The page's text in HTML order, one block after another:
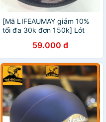
[Mã LIFEAUMAY giảm 10%
tối đa 30k đơn 150k] Lót
Andes 139, Andes 181,
Sunda 135D kính âm
59.000 đ